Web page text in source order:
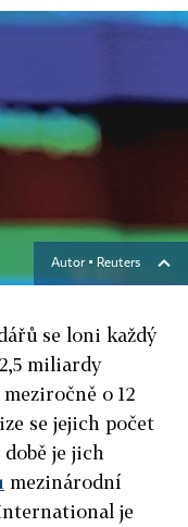
Autor ▪ Reuters
se loni každý
miliardy
o 12
se jejich počet
je jich
mezinárodní
je